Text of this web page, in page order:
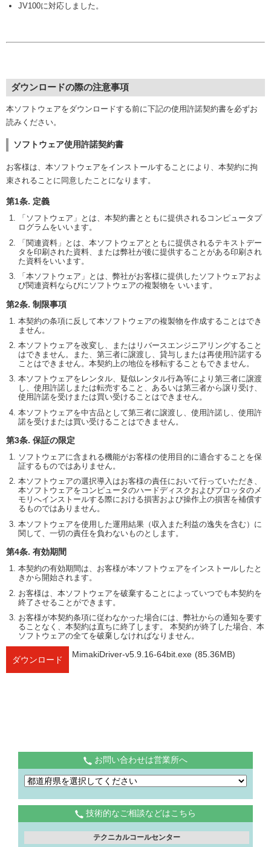
JV100に対応しました。
ダウンロードの際の注意事項
本ソフトウェアをダウンロードする前に下記の使用許諾契約書を必ずお
読みください。
ソフトウェア使用許諾契約書
お客様は、本ソフトウェアをインストールすることにより、本契約に拘
束されることに同意したことになります。
第1条. 定義
「ソフトウェア」とは、本契約書とともに提供されるコンピュータプ
ログラムをいいます。
「関連資料」とは、本ソフトウェアとともに提供されるテキストデー
タを印刷された資料、または弊社が後に提供することがある印刷され
た資料をいいます。
「本ソフトウェア」とは、弊社がお客様に提供したソフトウェアおよ
び関連資料ならびにソフトウェアの複製物を いいます。
第2条. 制限事項
本契約の条項に反して本ソフトウェアの複製物を作成することはでき
ません。
本ソフトウェアを改変し、またはリバースエンジニアリングすること
はできません。また、第三者に譲渡し、貸与しまたは再使用許諾する
ことはできません。本契約上の地位を移転することもできません。
本ソフトウェアをレンタル、疑似レンタル行為等により第三者に譲渡
し、使用許諾しまたは転売すること、あるいは第三者から譲り受け、
使用許諾を受けまたは買い受けることはできません。
本ソフトウェアを中古品として第三者に譲渡し、使用許諾し、使用許
諾を受けまたは買い受けることはできません。
第3条. 保証の限定
ソフトウェアに含まれる機能がお客様の使用目的に適合することを保
証するものではありません。
本ソフトウェアの選択導入はお客様の責任において行っていただき、
本ソフトウェアをコンピュータのハードディスクおよびプロッタのメ
モリへインストールする際における損害および操作上の損害を補償す
るものではありません。
本ソフトウェアを使用した運用結果（収入また利益の逸失を含む）に
関して、一切の責任を負わないものとします。
第4条. 有効期間
本契約の有効期間は、お客様が本ソフトウェアをインストールしたと
きから開始されます。
お客様は、本ソフトウェアを破棄することによっていつでも本契約を
終了させることができます。
お客様が本契約条項に従わなかった場合には、弊社からの通知を要す
ることなく、本契約は直ちに終了します。 本契約が終了した場合、本
ソフトウェアの全てを破棄しなければなりません。
ダウンロード
MimakiDriver-v5.9.16-64bit.exe (85.36MB)
お問い合わせは営業所へ
技術的なご相談などはこちら
テクニカルコールセンター